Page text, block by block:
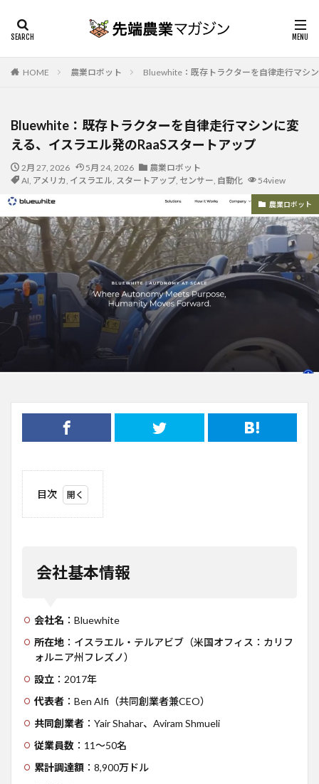
HOME 農業ロボット Bluewhite：既存トラクターを自律走行マシ
Bluewhite：既存トラクターを自律走行マシンに変
える、イスラエル発のRaaSスタートアップ
2月 27, 2026 5月 24, 2026
農業ロボット
AI, アメリカ, イスラエル, スタートアップ, センサー, 自動化 54view
農業ロボット
目次
2
2.1
Pathfinder（ハ
ードウェア）
2.2
フトウェア）
3
どう
いう
課題
会社基本情報
会社名 ：Bluewhite
所在地 ：イスラエル・テルアビブ（米国オフィス：カリフ
ォルニア州フレズノ）
設立 ：2017年
代表者 ：Ben Alfi（共同創業者兼CEO）
共同創業者 ：Yair Shahar、Aviram Shmueli
従業員数 ：11〜50名
累計調達額 ：8,900万ドル